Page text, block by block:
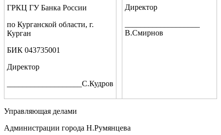
ГРКЦ ГУ Банка России
по Курганской области, г.
Курган
БИК 043735001
Директор
___________________С.Кудров
Директор
В.Смирнов
Управляющая делами
Администрации города Н.Румянцева